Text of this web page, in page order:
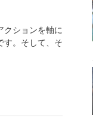
クションを軸に
す。そして、そ